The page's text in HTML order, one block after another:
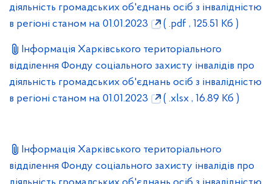
діяльність громадських об'єднань осіб з інвалідністю
в регіоні станом на 01.01.2023
( .pdf , 125.51 Кб )
Інформація Харківського територіального
відділення Фонду соціального захисту інвалідів про
діяльність громадських об'єднань осіб з інвалідністю
в регіоні станом на 01.01.2023
( .xlsx , 16.89 Кб )
Інформація Харківського територіального
відділення Фонду соціального захисту інвалідів про